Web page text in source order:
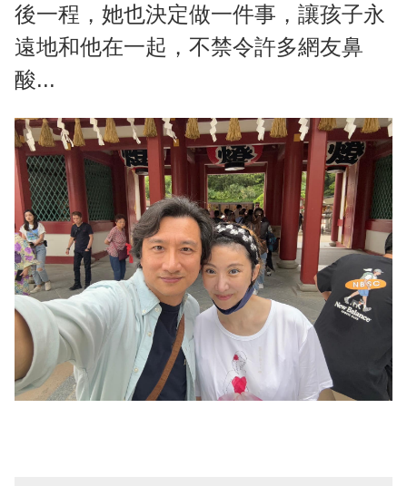
後一程，她也決定做一件事，讓孩子永
遠地和他在一起，不禁令許多網友鼻
酸...